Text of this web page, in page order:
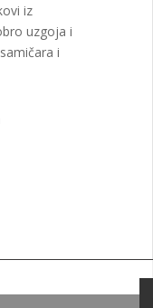
iz
uzgoja i
i